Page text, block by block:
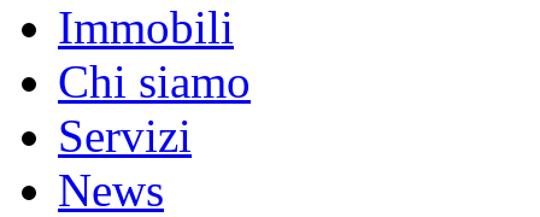
Immobili
Chi siamo
Servizi
News